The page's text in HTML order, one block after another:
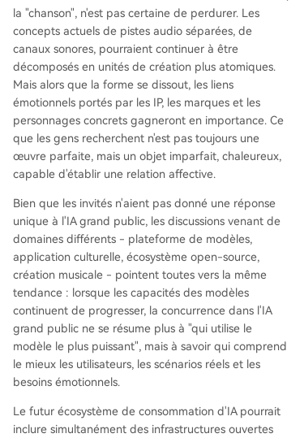
la "chanson", n'est pas certaine de perdurer. Les
concepts actuels de pistes audio séparées, de
canaux sonores, pourraient continuer à être
décomposés en unités de création plus atomiques.
Mais alors que la forme se dissout, les liens
émotionnels portés par les IP, les marques et les
personnages concrets gagneront en importance. Ce
que les gens recherchent n'est pas toujours une
œuvre parfaite, mais un objet imparfait, chaleureux,
capable d'établir une relation affective.
Bien que les invités n'aient pas donné une réponse
unique à l'IA grand public, les discussions venant de
domaines différents - plateforme de modèles,
application culturelle, écosystème open-source,
création musicale - pointent toutes vers la même
tendance : lorsque les capacités des modèles
continuent de progresser, la concurrence dans l'IA
grand public ne se résume plus à "qui utilise le
modèle le plus puissant", mais à savoir qui comprend
le mieux les utilisateurs, les scénarios réels et les
besoins émotionnels.
Le futur écosystème de consommation d'IA pourrait
inclure simultanément des infrastructures ouvertes